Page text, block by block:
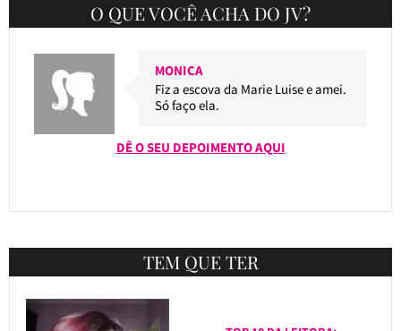
O QUE VOCÊ ACHA DO JV?
MONICA
Fiz a escova da Marie Luise e amei.
Só faço ela.
DÊ O SEU DEPOIMENTO AQUI
TEM QUE TER